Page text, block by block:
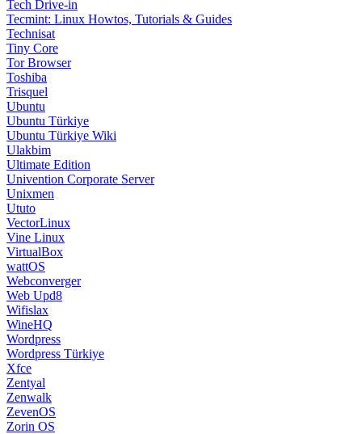
Tech Drive-in
Tecmint: Linux Howtos, Tutorials & Guides
Technisat
Tiny Core
Tor Browser
Toshiba
Trisquel
Ubuntu
Ubuntu Türkiye
Ubuntu Türkiye Wiki
Ulakbim
Ultimate Edition
Univention Corporate Server
Unixmen
Ututo
VectorLinux
Vine Linux
VirtualBox
wattOS
Webconverger
Web Upd8
Wifislax
WineHQ
Wordpress
Wordpress Türkiye
Xfce
Zentyal
Zenwalk
ZevenOS
Zorin OS